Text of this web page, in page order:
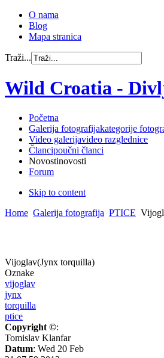
O nama
Blog
Mapa stranica
Traži...
Wild Croatia -
Početna
Galerija fotografijakategorije
Video galerijavideo razglednice
Člancipoučni članci
Novostinovosti
Forum
Skip to content
Home Galerija fotografija PTICE
Vijoglav(Jynx torquilla)
Oznake
vijoglav
jynx
torquilla
ptice
Copyright ©:
Tomislav Klanfar
Datum: Wed 20 Feb